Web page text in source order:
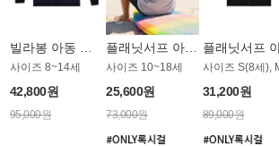
빌라봉 아동 집업 래쉬가드 BT772KBB
사이즈 8~14세
42,800원
95,000원
플래닛서프 아동 루즈핏 래쉬가드 UBT009GPS
사이즈 10~18세
25,600원
73,000원
31,200원
89,000원